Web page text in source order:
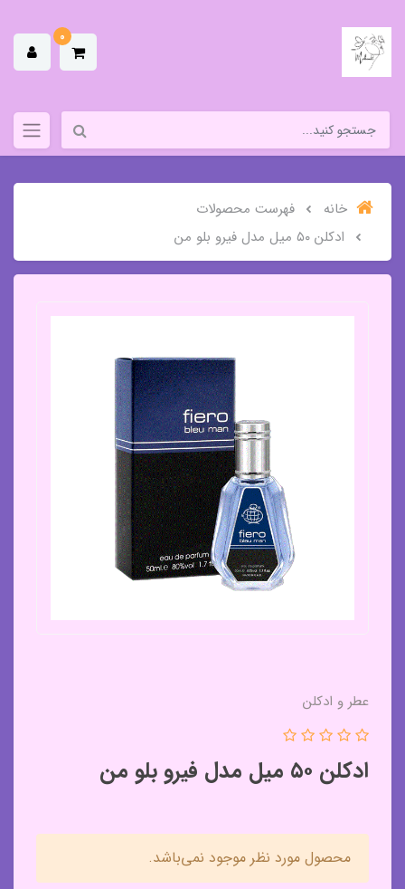
0
خانه
فهرست محصولات
ادکلن ۵۰ میل مدل فیرو بلو من
عطر و ادکلن
ادکلن ۵۰ میل مدل فیرو بلو من
محصول مورد نظر موجود نمی‌باشد.